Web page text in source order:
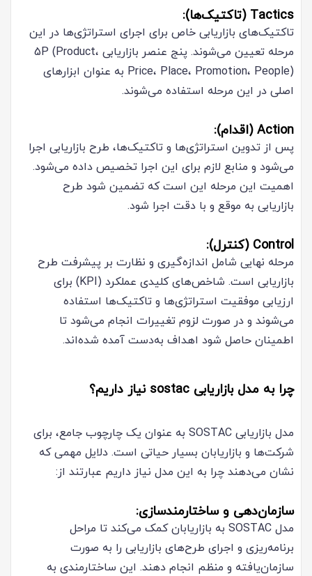
Tactics (تاکتیک‌ها):
تاکتیک‌های بازاریابی خاص برای اجرای استراتژی‌ها در این
مرحله تعیین می‌شوند. پنج عنصر بازاریابی 5P (Product،
Price، Place، Promotion، People) به عنوان ابزارهای
اصلی در این مرحله استفاده می‌شوند.
Action (اقدام):
پس از تدوین استراتژی‌ها و تاکتیک‌ها، طرح بازاریابی اجرا
می‌شود و منابع لازم برای این اجرا تخصیص داده می‌شود.
اهمیت این مرحله این است که تضمین شود طرح
بازاریابی به موقع و با دقت اجرا شود.
Control (کنترل):
مرحله نهایی شامل اندازه‌گیری و نظارت بر پیشرفت طرح
بازاریابی است. شاخص‌های کلیدی عملکرد (KPI) برای
ارزیابی موفقیت استراتژی‌ها و تاکتیک‌ها استفاده
می‌شوند و در صورت لزوم تغییرات انجام می‌شود تا
اطمینان حاصل شود اهداف به‌دست آمده شده‌اند.
چرا به مدل بازاریابی sostac نیاز داریم؟
مدل بازاریابی SOSTAC به عنوان یک چارچوب جامع، برای
شرکت‌ها و بازاریابان بسیار حیاتی است. دلایل مهمی که
نشان می‌دهند چرا به این مدل نیاز داریم عبارتند از:
سازمان‌دهی و ساختارمندسازی:
مدل SOSTAC به بازاریابان کمک می‌کند تا مراحل
برنامه‌ریزی و اجرای طرح‌های بازاریابی را به صورت
سازمان‌یافته و منظم انجام دهند. این ساختارمندی به